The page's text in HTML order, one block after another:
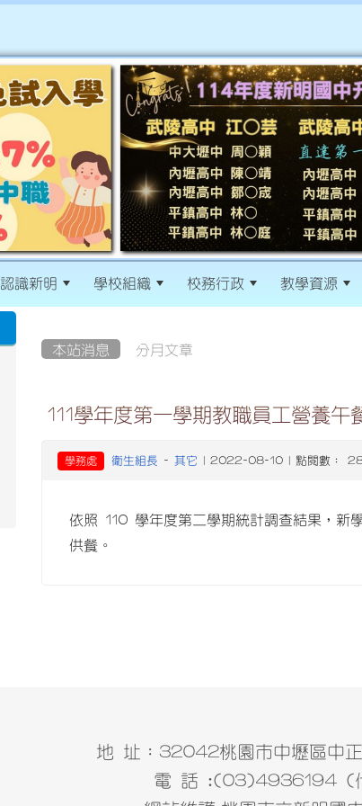
認識新明 學校組織 校務行政 教學資源
本站消息 分月文章
111學年度第一學期教職員工營養午
學務處 衛生組長 - 其它 | 2022-08-10 | 點閱數：
依照 110 學年度第二學期統計調查結果，新
供餐。
地 址：32042桃園市中壢區中
電 話 :(03)4936194 (